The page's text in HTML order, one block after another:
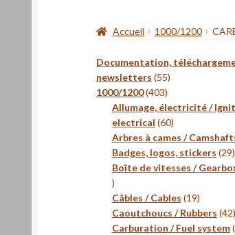
Accueil 1000/1200
Documentation,
newsletters 5555
1000/1200 403403
produits
Allumage, électricité /
electrical 6060
produits
Arbres à cames /
Badges, logos, stickers 29
Boîte de vitesses /
19
produits
Câbles / Cables 1919
produits
Caoutchoucs / Rubbers 42
Carburation / Fuel system